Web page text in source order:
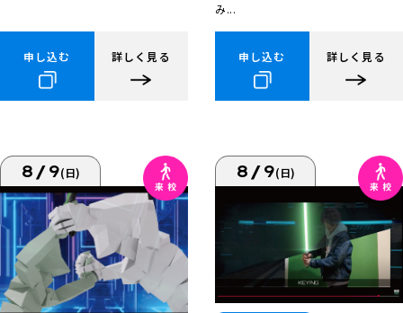
申し込む 詳しく見る
み...
申し込む 詳しく見る
8/9(日) 8/9(日)